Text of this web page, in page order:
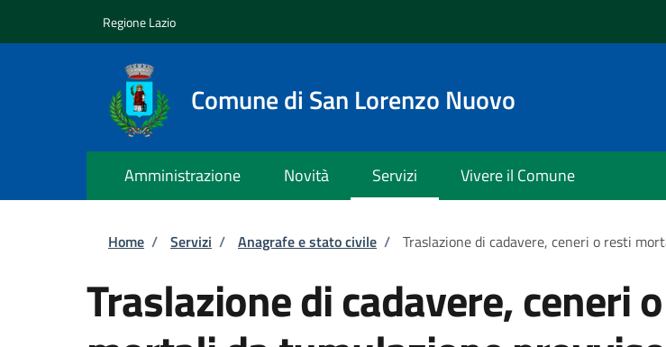
Regione Lazio
Comune di San Lorenzo Nuovo
Amministrazione Novità Servizi Vivere il Comune
Briciole di pane
Home / Servizi / Anagrafe e stato civile / Traslazione di cadavere, ceneri o resti
Traslazione di cadavere, ceneri